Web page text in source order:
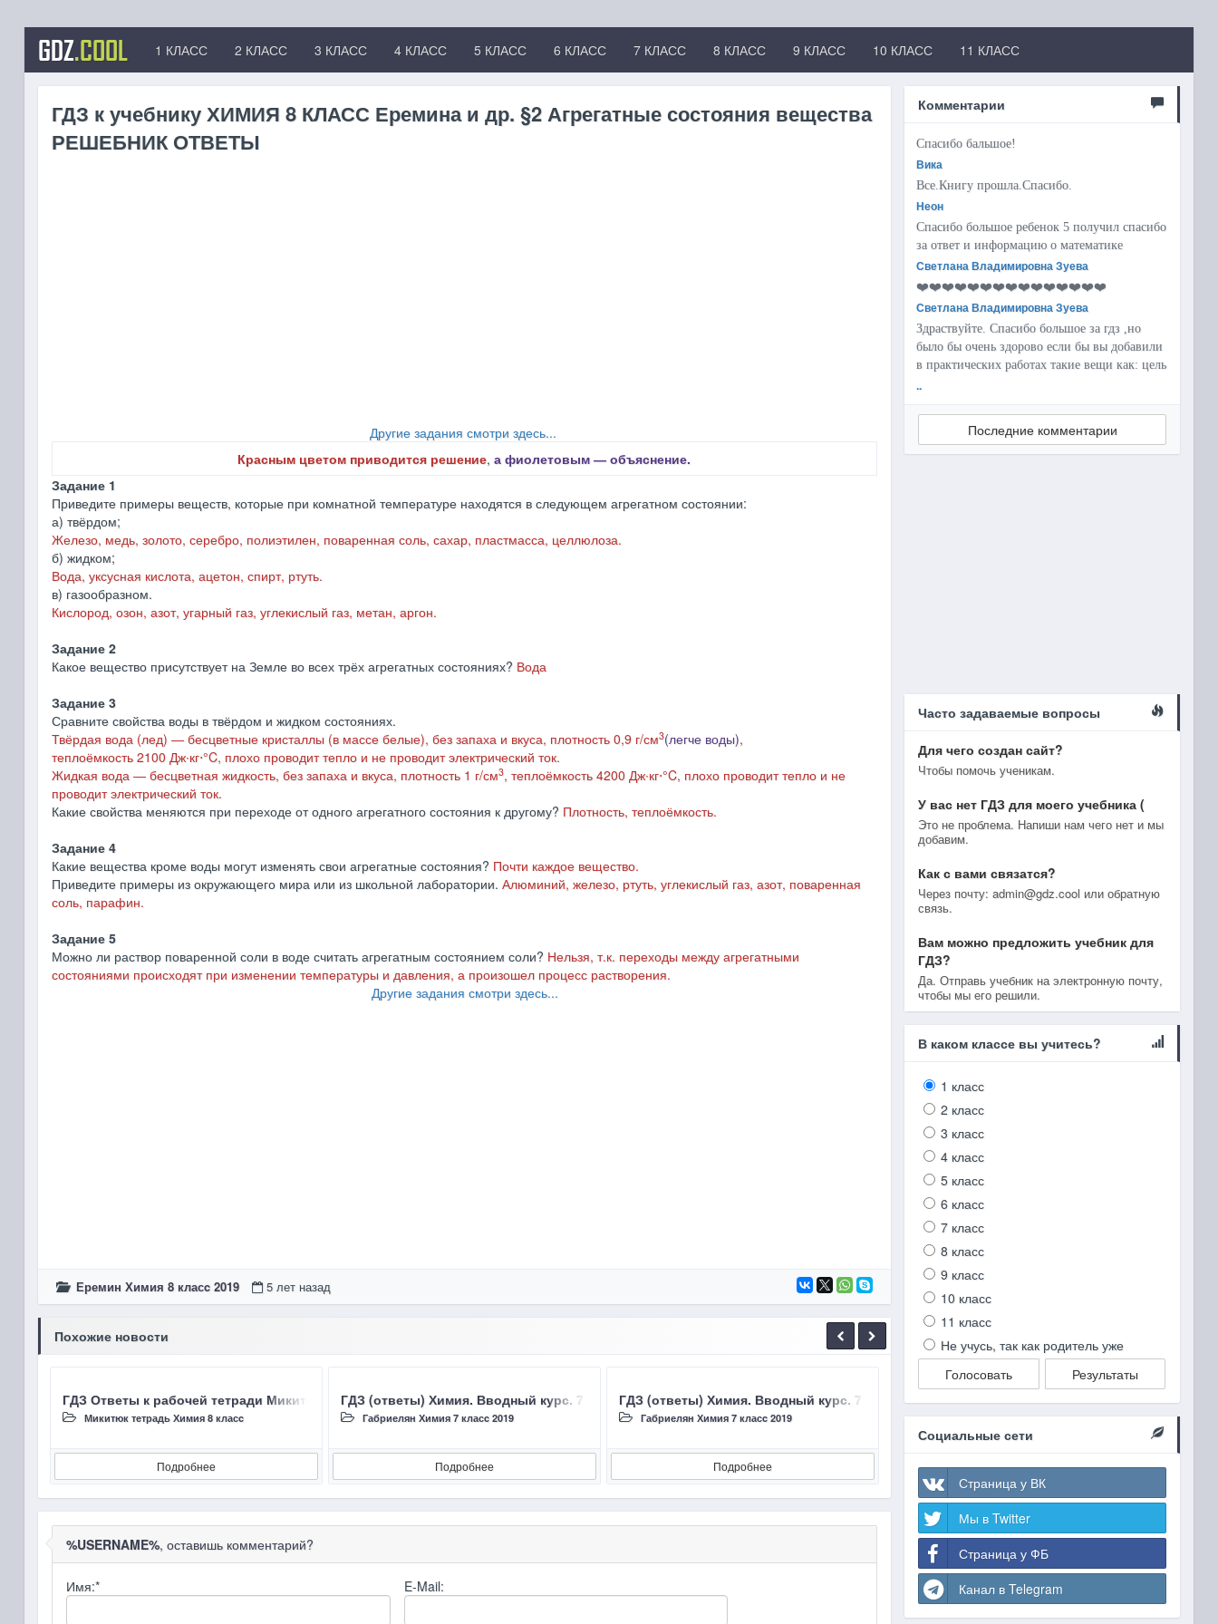
GDZ.COOL 1 КЛАСС 2 КЛАСС 3 КЛАСС 4 КЛАСС 5 КЛАСС 6 КЛАСС 7 КЛАСС 8 КЛАСС 9 КЛАСС 10 КЛАСС 11 КЛАСС
ГДЗ к учебнику ХИМИЯ 8 КЛАСС Еремина и др. §2 Агрегатные состояния вещества
РЕШЕБНИК ОТВЕТЫ
Другие задания смотри здесь...
Красным цветом приводится решение,а фиолетовым ― объяснение.
Задание 1
Приведите примеры веществ, которые при комнатной температуре находятся в следующем агрегатном состоянии:
а) твёрдом;
Железо, медь, золото, серебро, полиэтилен, поваренная соль, сахар, пластмасса, целлюлоза.
б) жидком;
Вода, уксусная кислота, ацетон, спирт, ртуть.
в) газообразном.
Кислород, озон, азот, угарный газ, углекислый газ, метан, аргон.
Задание 2
Какое вещество присутствует на Земле во всех трёх агрегатных состояниях? Вода
Задание 3
Сравните свойства воды в твёрдом и жидком состояниях.
Твёрдая вода (лед) ― бесцветные кристаллы (в массе белые), без запаха и вкуса, плотность 0,9 г/см3(легче воды),
теплоёмкость 2100 Дж∙кг⋅°C, плохо проводит тепло и не проводит электрический ток.
Жидкая вода ― бесцветная жидкость, без запаха и вкуса, плотность 1 г/см3, теплоёмкость 4200 Дж∙кг⋅°C, плохо проводит тепло и не
проводит электрический ток.
Какие свойства меняются при переходе от одного агрегатного состояния к другому? Плотность, теплоёмкость.
Задание 4
Какие вещества кроме воды могут изменять свои агрегатные состояния? Почти каждое вещество.
Приведите примеры из окружающего мира или из школьной лаборатории. Алюминий, железо, ртуть, углекислый газ, азот, поваренная
соль, парафин.
Задание 5
Можно ли раствор поваренной соли в воде считать агрегатным состоянием соли? Нельзя, т.к. переходы между агрегатными
состояниями происходят при изменении температуры и давления, а произошел процесс растворения.
Другие задания смотри здесь...
Еремин Химия 8 класc 2019 5 лет назад
Похожие новости
ГДЗ Ответы к рабочей тетради Микитюк А.Д. Химия 8 класc УРОК 1. Предмет химии. Вещества
Микитюк тетрадь Химия 8 класc
Подробнее
ГДЗ (ответы) Химия. Вводный курс. 7 класc Габриелян О.С., Остроумов И.Г., Ахлебинин А.К. 2019, §12 Чистые вещества и смеси.
Габриелян Химия 7 класc 2019
Подробнее
ГДЗ (ответы) Химия. Вводный курс. 7 класc Габриелян О.С., Остроумов И.Г., Ахлебинин
Габриелян Химия 7 класc 2019
Подробнее
ГДЗ Химия 7 класc Габриелян О.С. ,
Габриелян Химия 7 класc 2017
Подробнее
ГДЗ
%USERNAME%, оставишь комментарий?
Имя:* E-Mail:
Комментарии
Спасибо бальшое!
Вика
Все.Книгу прошла.Спасибо.
Неон
Спасибо большое ребенок 5 получил спасибо
за ответ и информацию о математике
Светлана Владимировна Зуева
❤️❤️❤️❤️❤️❤️❤️❤️❤️❤️❤️❤️❤️❤️❤️
Светлана Владимировна Зуева
Здраствуйте. Спасибо большое за гдз ,но
было бы очень здорово если бы вы добавили
в практических работах такие вещи как: цель
..
Последние комментарии
Часто задаваемые вопросы
Для чего создан сайт?
Чтобы помочь ученикам.
У вас нет ГДЗ для моего учебника (
Это не проблема. Напиши нам чего нет и мы
добавим.
Как с вами связатся?
Через почту: admin@gdz.cool или обратную
связь.
Вам можно предложить учебник для
ГДЗ?
Да. Отправь учебник на электронную почту,
чтобы мы его решили.
В каком классе вы учитесь?
1 класс
2 класс
3 класс
4 класс
5 класс
6 класс
7 класс
8 класс
9 класс
10 класс
11 класс
Не учусь, так как родитель уже
Голосовать
Результаты
Социальные сети
Страница у ВК
Мы в Twitter
Страница у ФБ
Канал в Telegram